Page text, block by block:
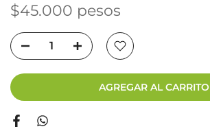
$45.000 pesos
AGREGAR AL CARRITO